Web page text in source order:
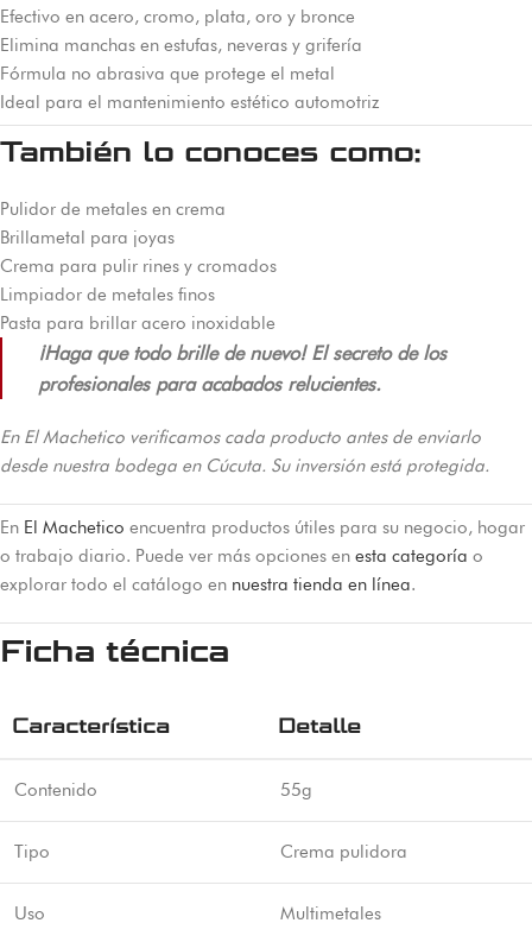
Efectivo en acero, cromo, plata, oro y bronce
Elimina manchas en estufas, neveras y grifería
Fórmula no abrasiva que protege el metal
Ideal para el mantenimiento estético automotriz
También lo conoces como:
Pulidor de metales en crema
Brillametal para joyas
Crema para pulir rines y cromados
Limpiador de metales finos
Pasta para brillar acero inoxidable
¡Haga que todo brille de nuevo! El secreto de los
profesionales para acabados relucientes.
En El Machetico verificamos cada producto antes de enviarlo
desde nuestra bodega en Cúcuta. Su inversión está protegida.
En El Machetico encuentra productos útiles para su negocio, hogar
o trabajo diario. Puede ver más opciones en esta categoría o
explorar todo el catálogo en nuestra tienda en línea.
Ficha técnica
Característica Detalle
Contenido 55g
Tipo Crema pulidora
Uso Multimetales